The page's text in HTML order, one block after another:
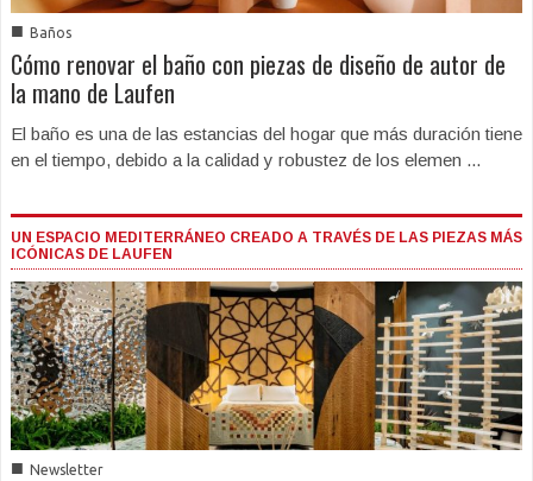
■ Baños
Cómo renovar el baño con piezas de diseño de autor de
la mano de Laufen
El baño es una de las estancias del hogar que más duración tiene
en el tiempo, debido a la calidad y robustez de los elemen ...
UN ESPACIO MEDITERRÁNEO CREADO A TRAVÉS DE LAS PIEZAS MÁS
ICÓNICAS DE LAUFEN
■ Newsletter